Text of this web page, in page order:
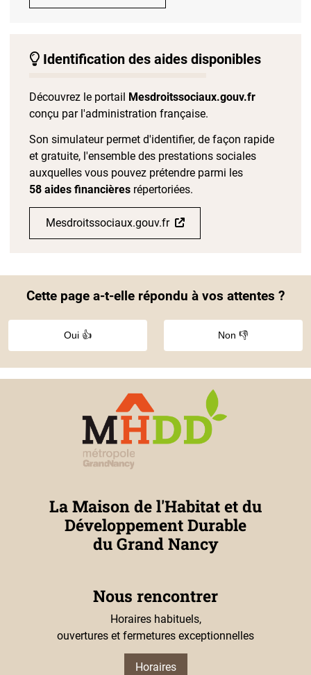
Identification des aides disponibles
Découvrez le portail Mesdroitssociaux.gouv.fr
conçu par l'administration française.
Son simulateur permet d'identifier, de façon rapide
et gratuite, l'ensemble des prestations sociales
auxquelles vous pouvez prétendre parmi les
58 aides financières répertoriées.
Mesdroitssociaux.gouv.fr
Cette page a-t-elle répondu à vos attentes ?
Oui 👍 Non 👎
La Maison de l'Habitat et du
Développement Durable
du Grand Nancy
Nous rencontrer
Horaires habituels,
ouvertures et fermetures exceptionnelles
Horaires